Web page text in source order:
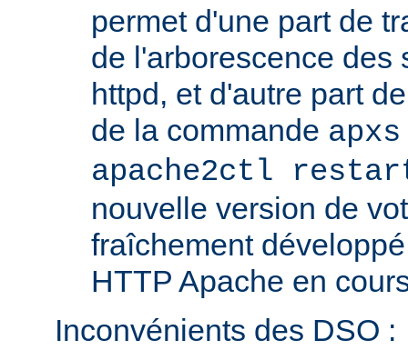
permet d'une part de
de l'arborescence des
httpd, et d'autre part
de la commande
apache2ctl
nouvelle version de
fraîchement
HTTP Apache en
Inconvénients des DSO :